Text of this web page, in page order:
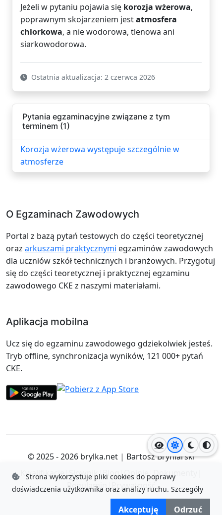
Jasny motyw
Ciemny
Jeżeli w pytaniu pojawia się korozja wżerowa,
poprawnym skojarzeniem jestatmosfera
chlorkowa, a nie wodorowa, tlenowa ani
siarkowodorowa.
Ostatnia aktualizacja: 2 czerwca 2026
Pytania egzaminacyjne związane z tym
terminem (1)
Korozja wżerowa występuje szczególnie w
atmosferze
O Egzaminach Zawodowych
Portal z bazą pytań testowych do części teoretycznej
oraz arkuszami praktycznymi egzaminów zawodowych
dla uczniów szkół technicznych i branżowych. Przygotuj
się do części teoretycznej i praktycznej egzaminu
zawodowego CKE z naszymi materiałami.
Aplikacja mobilna
Ucz się do egzaminu zawodowego gdziekolwiek jesteś.
Tryb offline, synchronizacja wyników, 121 000+ pytań
CKE.
© 2025 - 2026 brylka.net| Bartosz Bryniarski
Kwalifikacje|Słownik|Blog|Opinie|Dokumenty
Regulamin|Prywatność
Strona wykorzystuje pliki cookies do poprawy
doświadczenia użytkownika oraz analizy ruchu. Szczegóły
Akceptuję Odrzuć